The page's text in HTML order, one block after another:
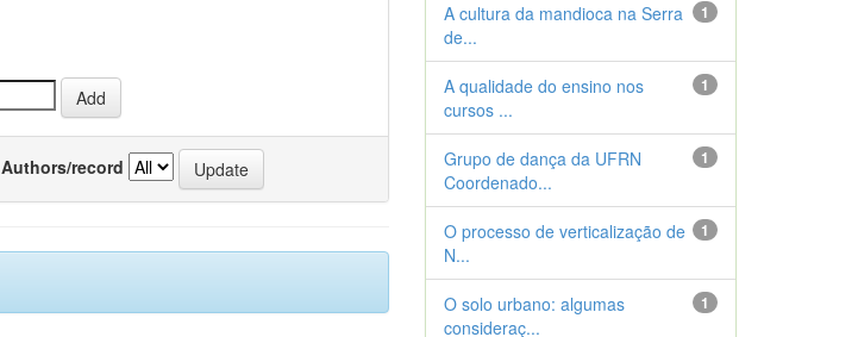
Authors/record
1
A cultura da mandioca na Serra
de...
1
A qualidade do ensino nos
cursos ...
1
Grupo de dança da UFRN
Coordenado...
1
O processo de verticalização de
N...
1
O solo urbano: algumas
consideraç...